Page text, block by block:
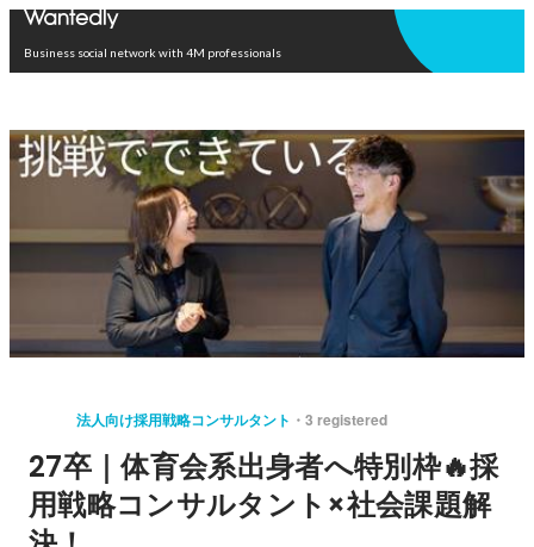
Business social network with 4M professionals
法人向け採用戦略コンサルタント 3 registered
27卒｜体育会系出身者へ特別枠🔥採
用戦略コンサルタント×社会課題解